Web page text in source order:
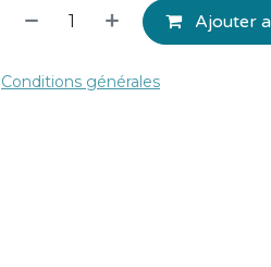
Ajouter
Conditions générales